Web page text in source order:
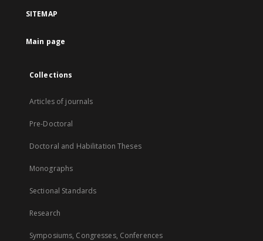
SITEMAP
Main page
Collections
Articles of journals
Pre-Doctoral
Doctoral and Habilitation Theses
Monographs
Sectional Standards
Research
Symposiums, Congresses, Conferences